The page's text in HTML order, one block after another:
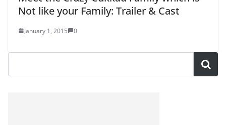
Not like your Family: Trailer & Cast
January 1, 2015 0